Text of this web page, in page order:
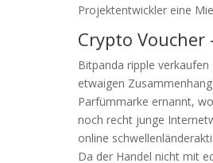
Projektentwickler eine
Crypto
Bitpanda ripple
etwaigen
Parfümmarke ernannt,
noch recht junge
online
Da der Handel nicht mit